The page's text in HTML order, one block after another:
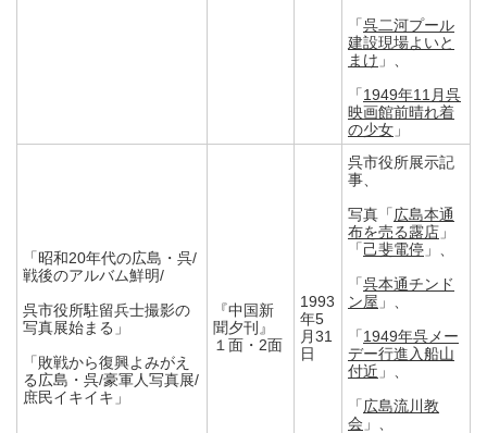
「呉二河プール
建設現場よいと
まけ 」、
「1949年11月呉
映画館前晴れ着
の少女 」
「昭和20年代の広島・呉/
戦後のアルバム鮮明/
呉市役所駐留兵士撮影の
写真展始まる」
「敗戦から復興よみがえ
る広島・呉/豪軍人写真展/
庶民イキイキ」
『中国新
聞夕刊』
１面・2面
1993
年5
月31
日
呉市役所展示記
事、
写真「広島本通
布を売る露店 」
「己斐電停 」、
「呉本通チンド
ン屋 」、
「1949年呉メー
デー行進入船山
付近 」、
「広島流川教
会 」、